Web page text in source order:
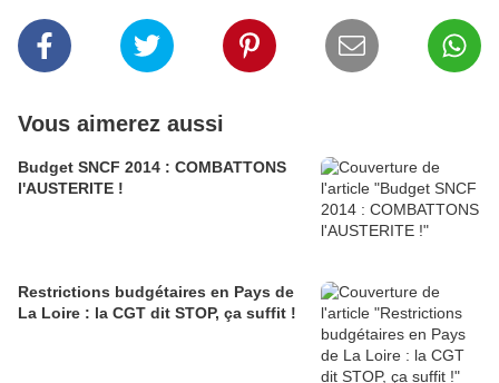
Vous aimerez aussi
Budget SNCF 2014 : COMBATTONS
l'AUSTERITE !
Restrictions budgétaires en Pays de
La Loire : la CGT dit STOP, ça suffit !